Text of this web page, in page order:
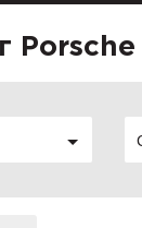
Porsche